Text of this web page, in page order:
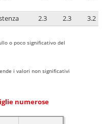
2.3 2.3 3.2
o poco significativo del
i valori non significativi
numerose